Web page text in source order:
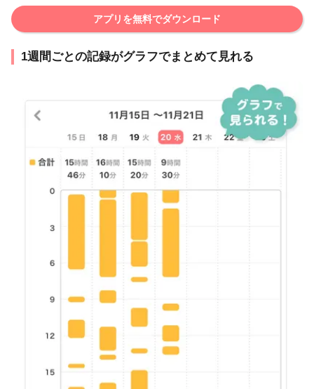
アプリを無料でダウンロード
1週間ごとの記録がグラフでまとめて見れる